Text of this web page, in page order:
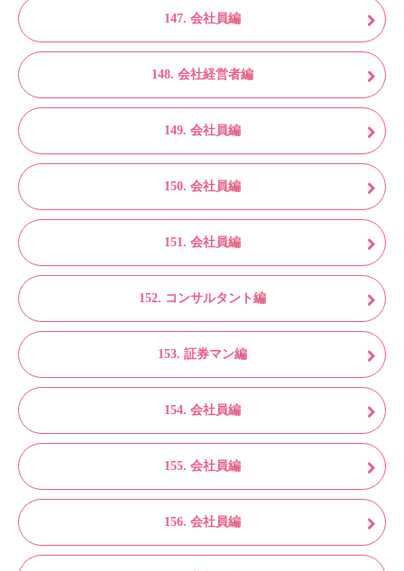
147. 会社員編
148. 会社経営者編
149. 会社員編
150. 会社員編
151. 会社員編
152. コンサルタント編
153. 証券マン編
154. 会社員編
155. 会社員編
156. 会社員編